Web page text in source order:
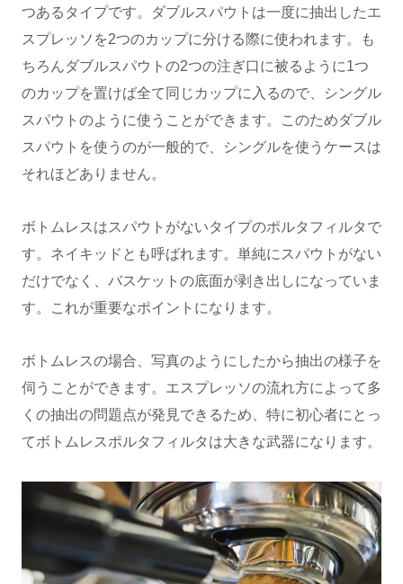
つあるタイプです。ダブルスパウトは一度に抽出したエ
スプレッソを2つのカップに分ける際に使われます。も
ちろんダブルスパウトの2つの注ぎ口に被るように1つ
のカップを置けば全て同じカップに入るので、シングル
スパウトのように使うことができます。このためダブル
スパウトを使うのが一般的で、シングルを使うケースは
それほどありません。
ボトムレスはスパウトがないタイプのポルタフィルタで
す。ネイキッドとも呼ばれます。単純にスパウトがない
だけでなく、バスケットの底面が剥き出しになっていま
す。これが重要なポイントになります。
ボトムレスの場合、写真のようにしたから抽出の様子を
伺うことができます。エスプレッソの流れ方によって多
くの抽出の問題点が発見できるため、特に初心者にとっ
てボトムレスポルタフィルタは大きな武器になります。